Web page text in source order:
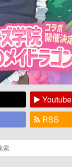
Youtube
RSS